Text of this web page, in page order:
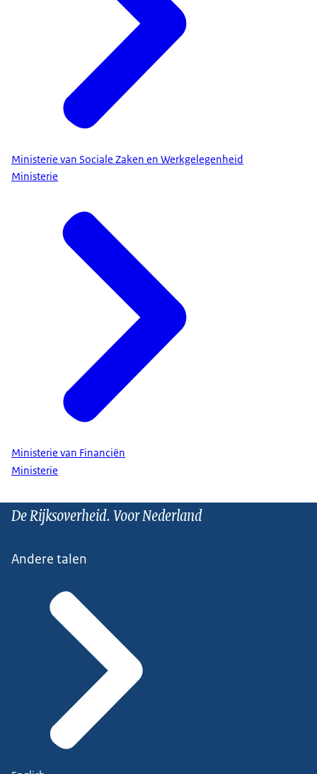
Ministerie van Sociale Zaken en Werkgelegenheid
Ministerie
Ministerie van Financiën
Ministerie
De Rijksoverheid. Voor Nederland
Andere talen